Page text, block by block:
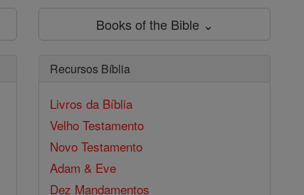
Books of the Bible ⌄
Recursos Bíblia
Livros da Bíblia
Velho Testamento
Novo Testamento
Adam & Eve
Dez Mandamentos